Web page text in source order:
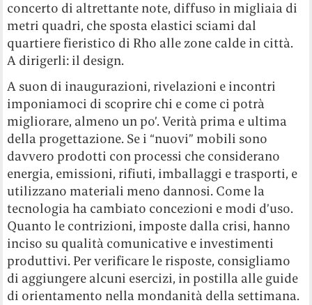
concerto di altrettante note, diffuso in migliaia di
metri quadri, che sposta elastici sciami dal
quartiere fieristico di Rho alle zone calde in città.
A dirigerli: il design.
A suon di inaugurazioni, rivelazioni e incontri
imponiamoci di scoprire chi e come ci potrà
migliorare, almeno un po’. Verità prima e ultima
della progettazione. Se i “nuovi” mobili sono
davvero prodotti con processi che considerano
energia, emissioni, rifiuti, imballaggi e trasporti, e
utilizzano materiali meno dannosi. Come la
tecnologia ha cambiato concezioni e modi d’uso.
Quanto le contrizioni, imposte dalla crisi, hanno
inciso su qualità comunicative e investimenti
produttivi. Per verificare le risposte, consigliamo
di aggiungere alcuni esercizi, in postilla alle guide
di orientamento nella mondanità della settimana.